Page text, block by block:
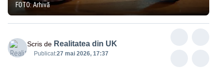
FOTO: Arhivă
Scris de Realitatea din UK
Publicat:27 mai 2026, 17:37